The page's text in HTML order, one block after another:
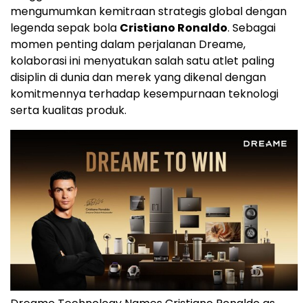
mengumumkan kemitraan strategis global dengan
legenda sepak bola Cristiano Ronaldo. Sebagai
momen penting dalam perjalanan Dreame,
kolaborasi ini menyatukan salah satu atlet paling
disiplin di dunia dan merek yang dikenal dengan
komitmennya terhadap kesempurnaan teknologi
serta kualitas produk.